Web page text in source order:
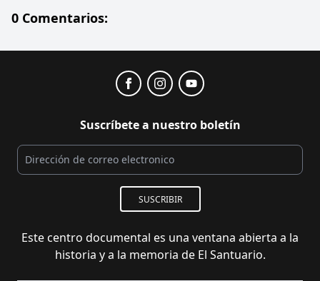
0 Comentarios:
Suscríbete a nuestro boletín
SUSCRIBIR
Este centro documental es una ventana abierta a la
historia y a la memoria de El Santuario.